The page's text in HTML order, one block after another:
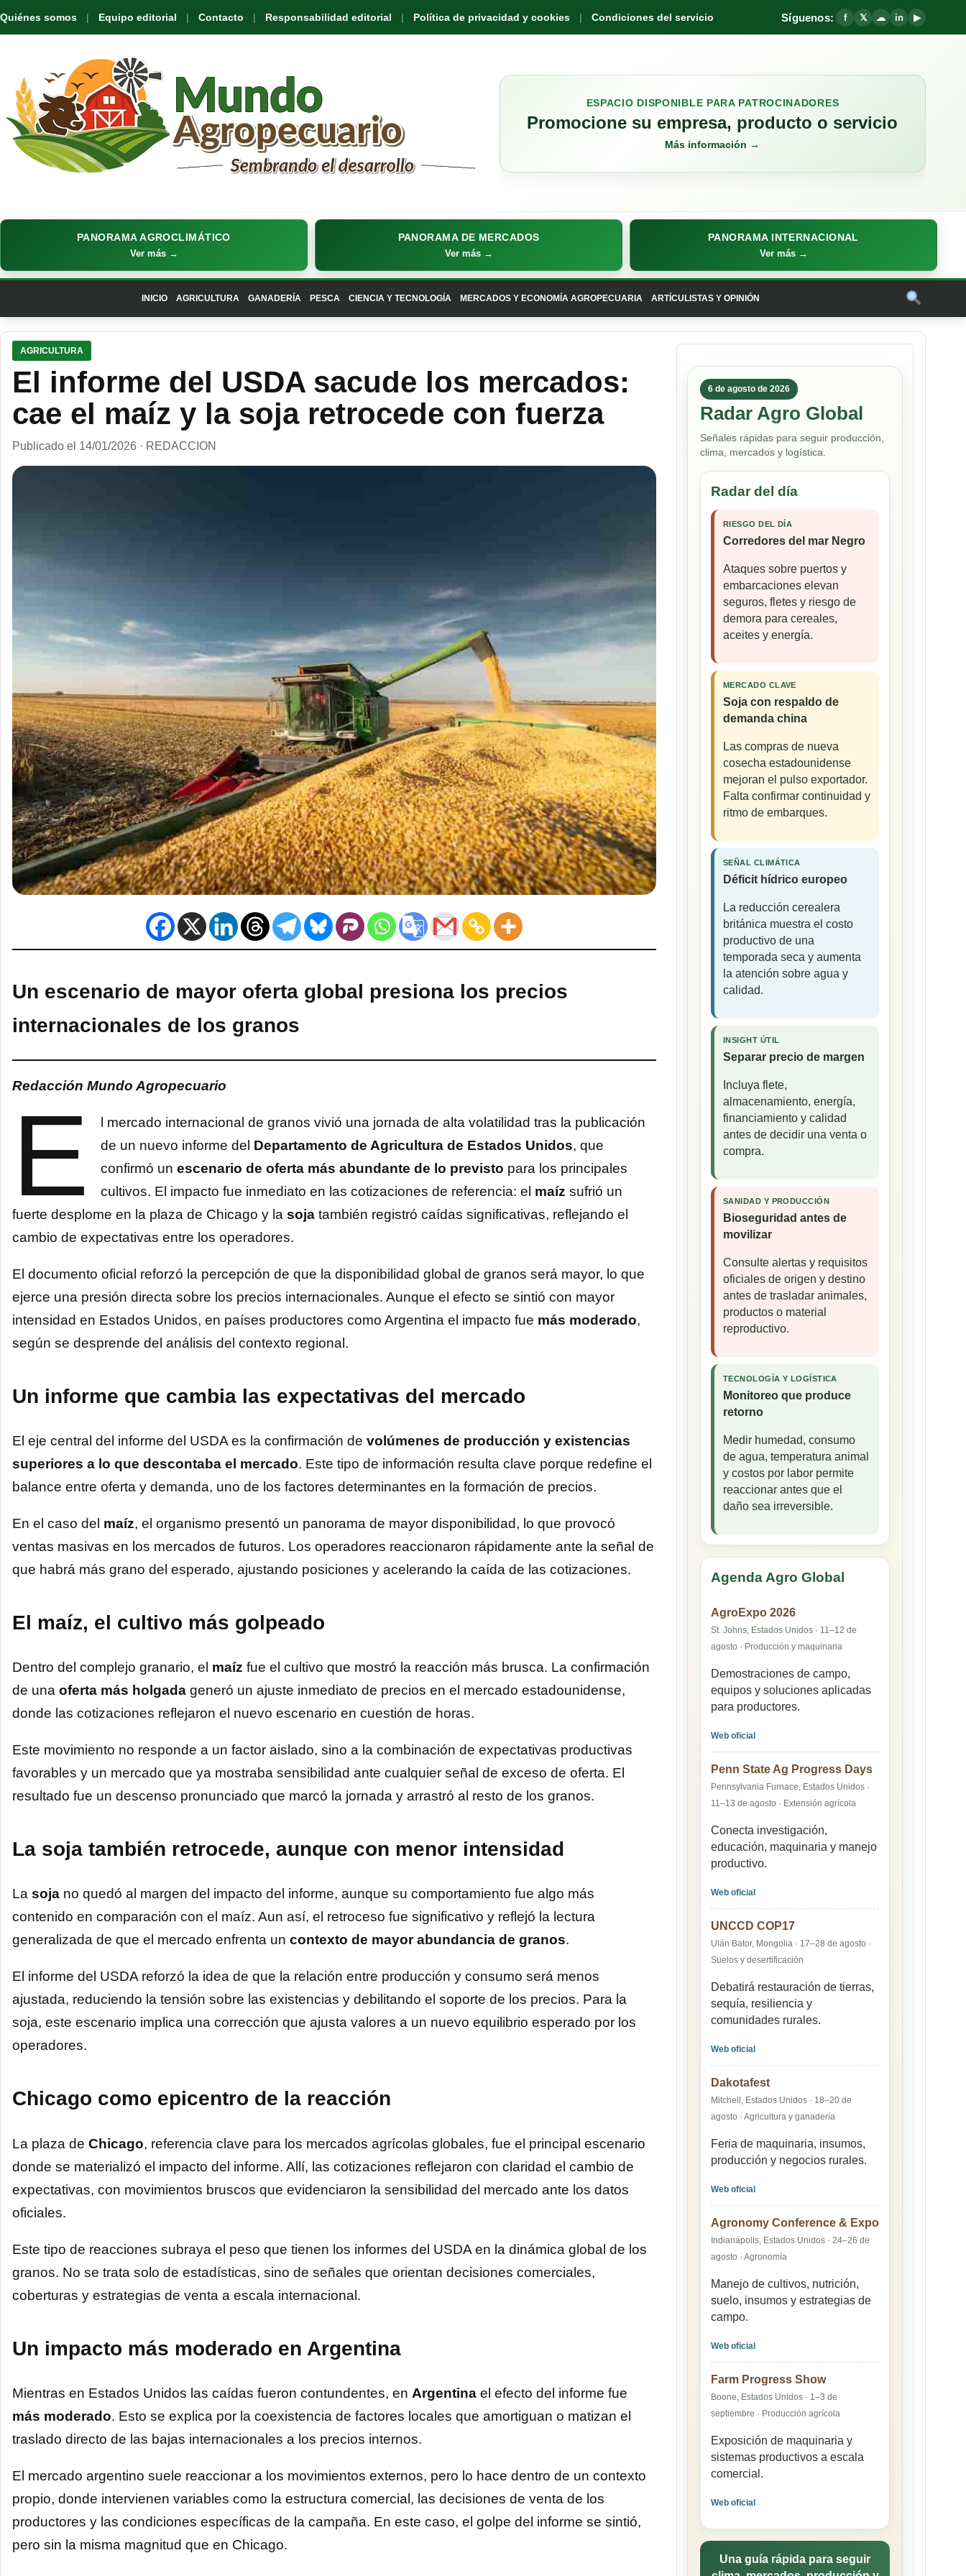
Quiénes somos Equipo editorial Contacto Responsabilidad editorial Política de privacidad y cookies Condiciones del servicio Síguenos: f 𝕏 ☁ in ▶
ESPACIO DISPONIBLE PARA PATROCINADORES
Promocione su empresa, producto o servicio
Más información →
PANORAMA AGROCLIMÁTICO
Ver más →
PANORAMA DE MERCADOS
Ver más →
PANORAMA INTERNACIONAL
Ver más →
INICIO AGRICULTURA GANADERÍA PESCA CIENCIA Y TECNOLOGÍA MERCADOS Y ECONOMÍA AGROPECUARIA ARTÍCULISTAS Y OPINIÓN
AGRICULTURA
El informe del USDA sacude los mercados:
cae el maíz y la soja retrocede con fuerza
Publicado el 14/01/2026 · REDACCION
Un escenario de mayor oferta global presiona los precios
internacionales de los granos
Redacción Mundo Agropecuario
E
l mercado internacional de granos vivió una jornada de alta volatilidad tras la publicación
de un nuevo informe del Departamento de Agricultura de Estados Unidos, que
confirmó un escenario de oferta más abundante de lo previsto para los principales
cultivos. El impacto fue inmediato en las cotizaciones de referencia: el maíz sufrió un
fuerte desplome en la plaza de Chicago y la soja también registró caídas significativas, reflejando el
cambio de expectativas entre los operadores.
El documento oficial reforzó la percepción de que la disponibilidad global de granos será mayor, lo que
ejerce una presión directa sobre los precios internacionales. Aunque el efecto se sintió con mayor
intensidad en Estados Unidos, en países productores como Argentina el impacto fue más moderado,
según se desprende del análisis del contexto regional.
Un informe que cambia las expectativas del mercado
El eje central del informe del USDA es la confirmación de volúmenes de producción y existencias
superiores a lo que descontaba el mercado. Este tipo de información resulta clave porque redefine el
balance entre oferta y demanda, uno de los factores determinantes en la formación de precios.
En el caso del maíz, el organismo presentó un panorama de mayor disponibilidad, lo que provocó
ventas masivas en los mercados de futuros. Los operadores reaccionaron rápidamente ante la señal de
que habrá más grano del esperado, ajustando posiciones y acelerando la caída de las cotizaciones.
El maíz, el cultivo más golpeado
Dentro del complejo granario, el maíz fue el cultivo que mostró la reacción más brusca. La confirmación
de una oferta más holgada generó un ajuste inmediato de precios en el mercado estadounidense,
donde las cotizaciones reflejaron el nuevo escenario en cuestión de horas.
Este movimiento no responde a un factor aislado, sino a la combinación de expectativas productivas
favorables y un mercado que ya mostraba sensibilidad ante cualquier señal de exceso de oferta. El
resultado fue un descenso pronunciado que marcó la jornada y arrastró al resto de los granos.
La soja también retrocede, aunque con menor intensidad
La soja no quedó al margen del impacto del informe, aunque su comportamiento fue algo más
contenido en comparación con el maíz. Aun así, el retroceso fue significativo y reflejó la lectura
generalizada de que el mercado enfrenta un contexto de mayor abundancia de granos.
El informe del USDA reforzó la idea de que la relación entre producción y consumo será menos
ajustada, reduciendo la tensión sobre las existencias y debilitando el soporte de los precios. Para la
soja, este escenario implica una corrección que ajusta valores a un nuevo equilibrio esperado por los
operadores.
Chicago como epicentro de la reacción
La plaza de Chicago, referencia clave para los mercados agrícolas globales, fue el principal escenario
donde se materializó el impacto del informe. Allí, las cotizaciones reflejaron con claridad el cambio de
expectativas, con movimientos bruscos que evidenciaron la sensibilidad del mercado ante los datos
oficiales.
Este tipo de reacciones subraya el peso que tienen los informes del USDA en la dinámica global de los
granos. No se trata solo de estadísticas, sino de señales que orientan decisiones comerciales,
coberturas y estrategias de venta a escala internacional.
Un impacto más moderado en Argentina
Mientras en Estados Unidos las caídas fueron contundentes, en Argentina el efecto del informe fue
más moderado. Esto se explica por la coexistencia de factores locales que amortiguan o matizan el
traslado directo de las bajas internacionales a los precios internos.
El mercado argentino suele reaccionar a los movimientos externos, pero lo hace dentro de un contexto
propio, donde intervienen variables como la estructura comercial, las decisiones de venta de los
productores y las condiciones específicas de la campaña. En este caso, el golpe del informe se sintió,
pero sin la misma magnitud que en Chicago.
6 de agosto de 2026
Radar Agro Global
Señales rápidas para seguir producción,
clima, mercados y logística.
Radar del día
RIESGO DEL DÍA
Corredores del mar Negro
Ataques sobre puertos y
embarcaciones elevan
seguros, fletes y riesgo de
demora para cereales,
aceites y energía.
MERCADO CLAVE
Soja con respaldo de
demanda china
Las compras de nueva
cosecha estadounidense
mejoran el pulso exportador.
Falta confirmar continuidad y
ritmo de embarques.
SEÑAL CLIMÁTICA
Déficit hídrico europeo
La reducción cerealera
británica muestra el costo
productivo de una
temporada seca y aumenta
la atención sobre agua y
calidad.
INSIGHT ÚTIL
Separar precio de margen
Incluya flete,
almacenamiento, energía,
financiamiento y calidad
antes de decidir una venta o
compra.
SANIDAD Y PRODUCCIÓN
Bioseguridad antes de
movilizar
Consulte alertas y requisitos
oficiales de origen y destino
antes de trasladar animales,
productos o material
reproductivo.
TECNOLOGÍA Y LOGÍSTICA
Monitoreo que produce
retorno
Medir humedad, consumo
de agua, temperatura animal
y costos por labor permite
reaccionar antes que el
daño sea irreversible.
Agenda Agro Global
AgroExpo 2026
St. Johns, Estados Unidos · 11–12 de
agosto · Producción y maquinaria
Demostraciones de campo,
equipos y soluciones aplicadas
para productores.
Web oficial
Penn State Ag Progress Days
Pennsylvania Furnace, Estados Unidos ·
11–13 de agosto · Extensión agrícola
Conecta investigación,
educación, maquinaria y manejo
productivo.
Web oficial
UNCCD COP17
Ulán Bator, Mongolia · 17–28 de agosto ·
Suelos y desertificación
Debatirá restauración de tierras,
sequía, resiliencia y
comunidades rurales.
Web oficial
Dakotafest
Mitchell, Estados Unidos · 18–20 de
agosto · Agricultura y ganadería
Feria de maquinaria, insumos,
producción y negocios rurales.
Web oficial
Agronomy Conference & Expo
Indianápolis, Estados Unidos · 24–26 de
agosto · Agronomía
Manejo de cultivos, nutrición,
suelo, insumos y estrategias de
campo.
Web oficial
Farm Progress Show
Boone, Estados Unidos · 1–3 de
septiembre · Producción agrícola
Exposición de maquinaria y
sistemas productivos a escala
comercial.
Web oficial
Una guía rápida para seguir